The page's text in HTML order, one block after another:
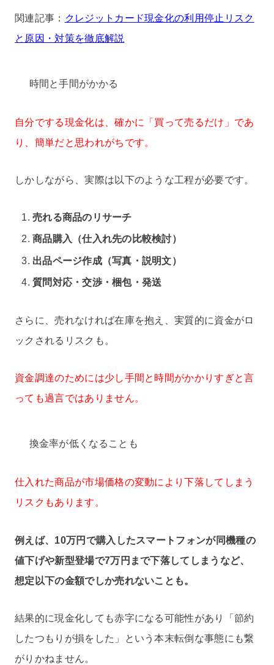
関連記事： クレジットカード現金化の利用停止リスク
と原因・対策を徹底解説
時間と手間がかかる
自分でする現金化は、確かに「買って売るだけ」であ
り、簡単だと思われがちです。
しかしながら、実際は以下のような工程が必要です。
売れる商品のリサーチ
商品購入（仕入れ先の比較検討）
出品ページ作成（写真・説明文）
質問対応・交渉・梱包・発送
さらに、売れなければ在庫を抱え、実質的に資金がロ
ックされるリスクも。
資金調達のためには少し手間と時間がかかりすぎと言
っても過言ではありません。
換金率が低くなることも
仕入れた商品が市場価格の変動により下落してしまう
リスクもあります。
例えば、10万円で購入したスマートフォンが同機種の
値下げや新型登場で7万円まで下落してしまうなど、
想定以下の金額でしか売れないことも。
結果的に現金化しても赤字になる可能性があり「節約
したつもりが損をした」という本末転倒な事態にも繋
がりかねません。